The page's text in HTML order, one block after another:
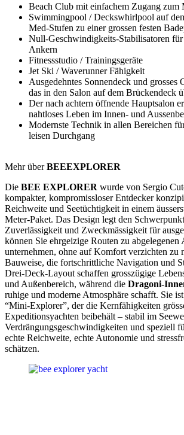
Beach Club mit einfachem Zugang zum
Swimmingpool / Deckswhirlpool auf
Med-Stufen zu einer grossen festen
Null-Geschwindigkeits-Stabilisatoren
Ankern
Fitnessstudio / Trainingsgeräte
Jet Ski / Waverunner Fähigkeit
Ausgedehntes Sonnendeck und grosses
das in den Salon auf dem Brückendeck
Der nach achtern öffnende Hauptsalon
nahtloses Leben im Innen- und
Modernste Technik in allen Bereichen
leisen Durchgang
Mehr überBEEEXPLORER
Die BEE EXPLORER wurde von Sergio
kompakter, kompromissloser Entdecker
Reichweite und Seetüchtigkeit in einem
Meter-Paket. Das Design legt den
Zuverlässigkeit und Zweckmässigkeit für
können Sie ehrgeizige Routen zu abgelegenen
unternehmen, ohne auf Komfort verzichten zu
Bauweise, die fortschrittliche Navigation und
Drei-Deck-Layout schaffen grosszügige
und Außenbereich, während die Dragoni-
ruhige und moderne Atmosphäre schafft. Sie
“Mini-Explorer”, der die Kernfähigkeiten
Expeditionsyachten beibehält – stabil im
Verdrängungsgeschwindigkeiten und speziell
echte Reichweite, echte Autonomie und
schätzen.